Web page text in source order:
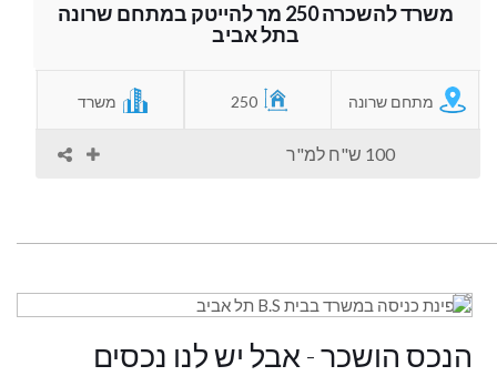
משרד להשכרה 250 מר להייטק במתחם שרונה
בתל אביב
מתחם שרונה 250 משרד
100 ש"ח למ"ר
הנכס הושכר - אבל יש לנו נכסים